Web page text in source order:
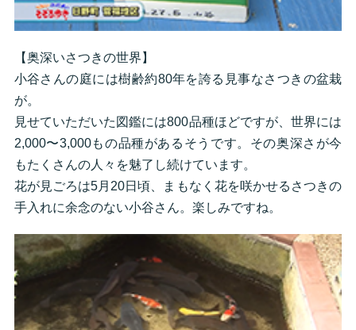
【奥深いさつきの世界】
小谷さんの庭には樹齢約80年を誇る見事なさつきの盆栽
が。
見せていただいた図鑑には800品種ほどですが、世界には
2,000〜3,000もの品種があるそうです。その奥深さが今
もたくさんの人々を魅了し続けています。
花が見ごろは5月20日頃、まもなく花を咲かせるさつきの
手入れに余念のない小谷さん。楽しみですね。